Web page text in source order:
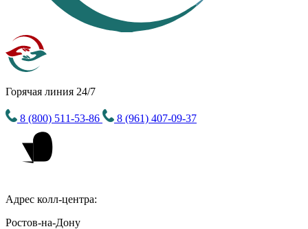
Горячая линия 24/7
8 (800) 511-53-86 8 (961) 407-09-37
Адрес колл-центра:
Ростов-на-Дону